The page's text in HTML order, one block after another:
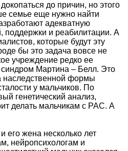
до причин, но этого
семье еще нужно найти
адекватную
поддержки и реабилитации. А
которые будут эту
бы это задача вовсе не
учреждение редко ее
синдром Мартина – Белл. Это
наследственной формы
у мальчиков. По
генетический анализ,
делать мальчикам с РАС. А
его жена несколько лет
нейропсихологам и